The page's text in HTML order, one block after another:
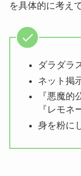
を具体的に考え
ダラダラ
ネット掲
『悪魔
『レモネ
身を粉に